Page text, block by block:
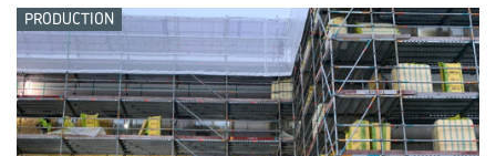
PRODUCTION